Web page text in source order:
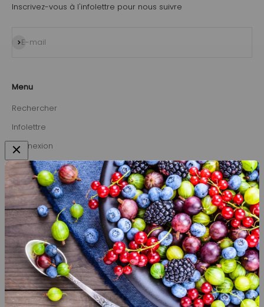
Inscrivez-vous à l'infolettre pour nous suivre
E-mail
S'inscrire
Menu
Rechercher
Infolettre
Connexion
Paysagistes certifiés
Politique de confidentialité
NOTRE MISSION
Inspirer et faciliter l’accès à l’autonomie alimentaire des
individus et collectivités.
NOTRE VISION